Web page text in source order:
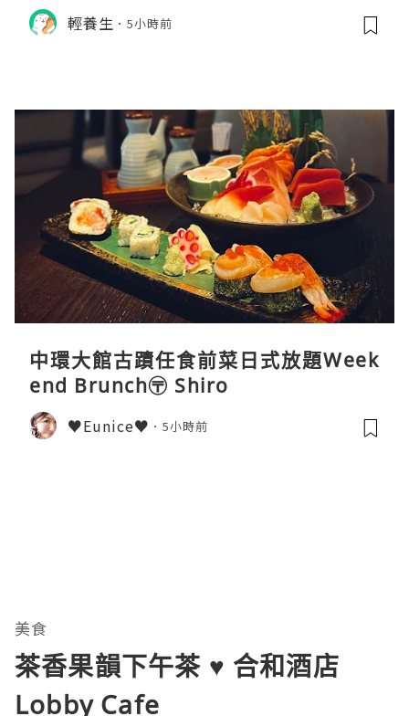
飲食調理秘訣
輕養生 5小時前
中環大館古蹟任食前菜日式放題Week
end Brunch〶 Shiro
♥Eunice♥ 5小時前
美食
茶香果韻下午茶 ♥ 合和酒店
Lobby Cafe